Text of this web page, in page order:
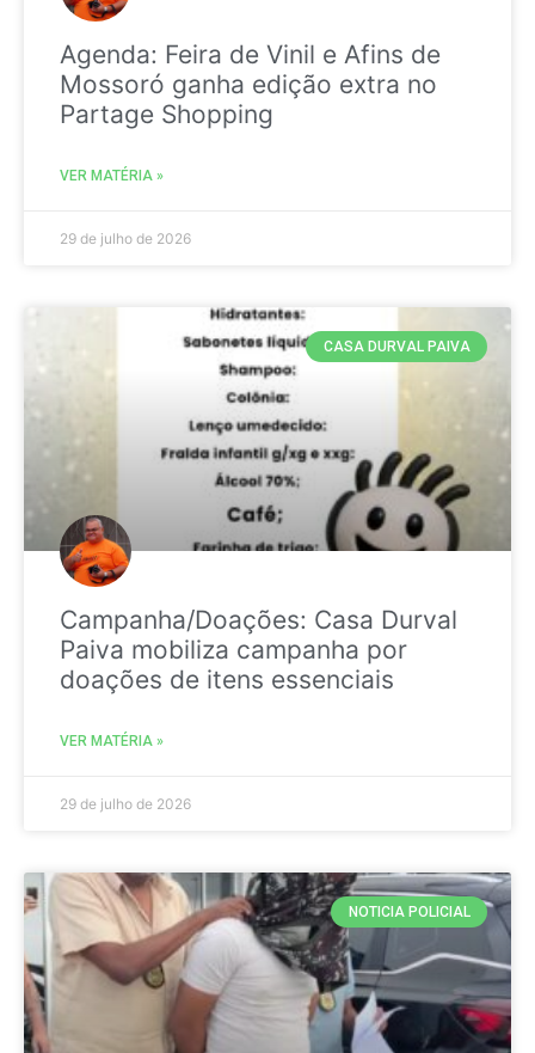
Agenda: Feira de Vinil e Afins de
Mossoró ganha edição extra no
Partage Shopping
VER MATÉRIA »
29 de julho de 2026
CASA DURVAL PAIVA
Campanha/Doações: Casa Durval
Paiva mobiliza campanha por
doações de itens essenciais
VER MATÉRIA »
29 de julho de 2026
NOTICIA POLICIAL